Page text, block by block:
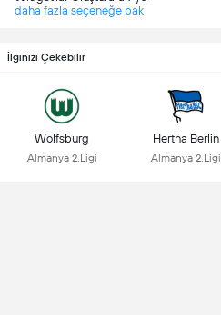
daha fazla seçeneğe bak
İlginizi Çekebilir
Wolfsburg
Almanya 2.Ligi
Hertha Berlin
Almanya 2.Ligi